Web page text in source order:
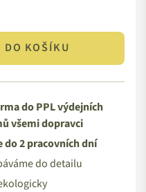
DO KOŠÍKU
do PPL výdejních
všemi dopravci
2 pracovních dní
do detailu